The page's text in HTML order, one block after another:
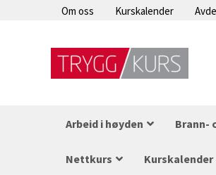
Om oss Kurskalender
Arbeid i høyden Brann-
Nettkurs